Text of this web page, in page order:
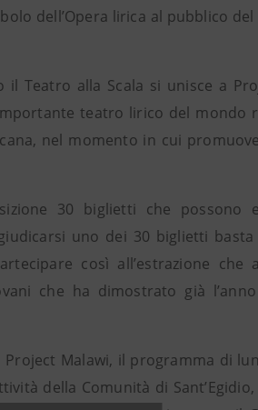
dell’Opera lirica al pubblico
Teatro alla Scala si unisce a
teatro lirico del mondo
nel momento in cui
30 biglietti che possono
uno dei 30 biglietti
così all’estrazione che
che ha dimostrato già
Project Malawi, il programma di
della Comunità di